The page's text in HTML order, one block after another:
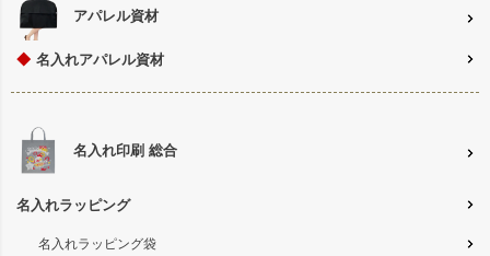
アパレル資材
◆ 名入れアパレル資材
名入れ印刷 総合
名入れラッピング
名入れラッピング袋